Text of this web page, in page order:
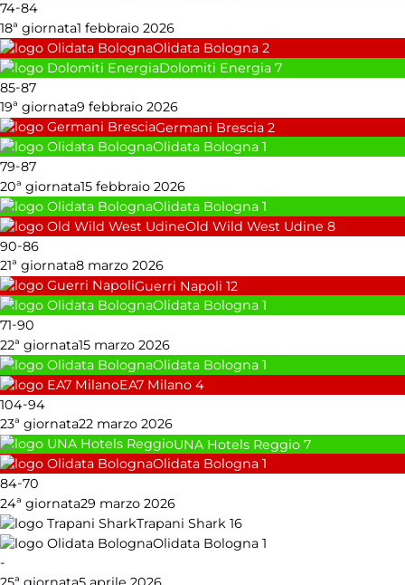
74-84
18ª giornata1 febbraio 2026
Olidata Bologna 2
Dolomiti Energia 7
85-87
19ª giornata9 febbraio 2026
Germani Brescia 2
Olidata Bologna 1
79-87
20ª giornata15 febbraio 2026
Olidata Bologna 1
Old Wild West Udine 8
90-86
21ª giornata8 marzo 2026
Guerri Napoli 12
Olidata Bologna 1
71-90
22ª giornata15 marzo 2026
Olidata Bologna 1
EA7 Milano 4
104-94
23ª giornata22 marzo 2026
UNA Hotels Reggio 7
Olidata Bologna 1
84-70
24ª giornata29 marzo 2026
Trapani Shark 16
Olidata Bologna 1
-